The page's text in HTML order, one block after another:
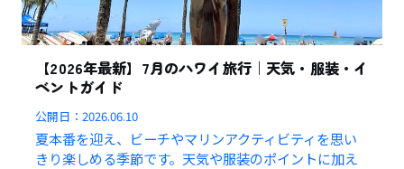
【2026年最新】7月のハワイ旅行｜天気・服装・イ
ベントガイド
公開日：2026.06.10
夏本番を迎え、ビーチやマリンアクティビティを思い
きり楽しめる季節です。天気や服装のポイントに加え